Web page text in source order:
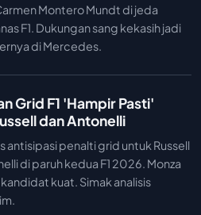
Montero Mundt di jeda
F1. Dukungan sang kekasih jadi
di Mercedes.
Grid F1 'Hampir Pasti'
dan Antonelli
antisipasi penalti grid untuk Russell
di paruh kedua F1 2026. Monza
kuat. Simak analisis